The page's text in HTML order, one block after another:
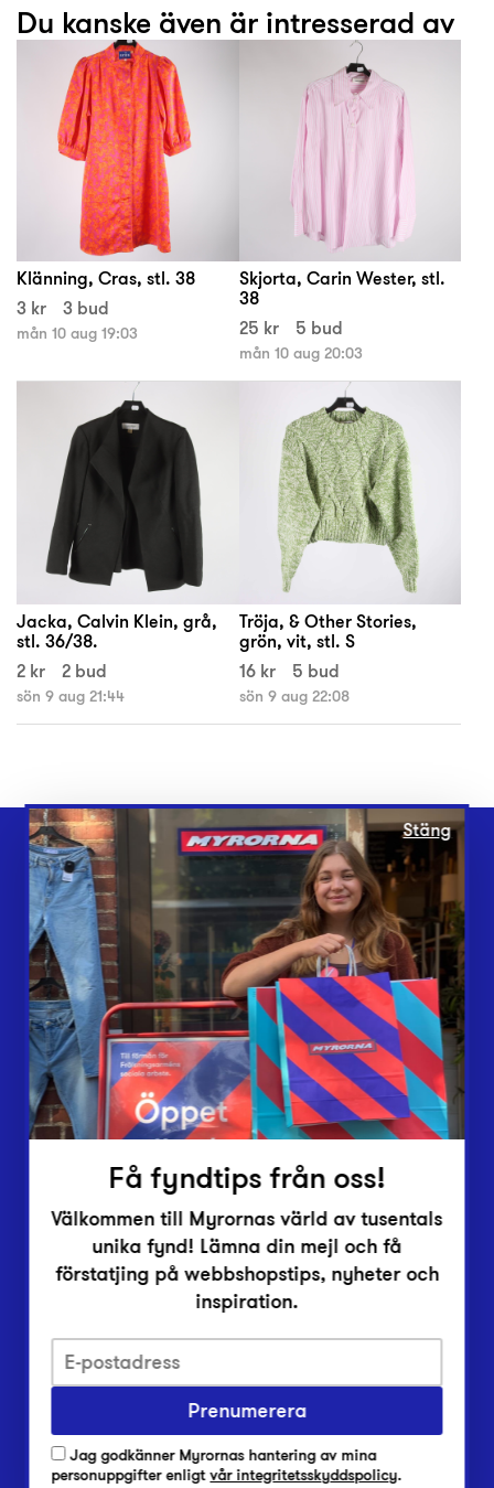
Du kanske även är intresserad av
Klänning, Cras, stl. 38
3 kr
3 bud
mån 10 aug 19:03
Skjorta, Carin Wester, stl.
38
25 kr
5 bud
mån 10 aug 20:03
Jacka, Calvin Klein, grå,
stl. 36/38.
2 kr
2 bud
sön 9 aug 21:44
Tröja, & Other Stories,
grön, vit, stl. S
16 kr
5 bud
sön 9 aug 22:08
Webbshop
Butiker
Lämna in
Vårt överskott
Inlämningsplatser
Om Myrorna
Lediga jobb
Pressrum
Integritetsskyddspolicy
Har du frågor om onlineköp, leverans eller retur?
Har du frågor om vår verksamhet?
Vanliga frågor om Myrorna
Stäng
Få fyndtips från oss!
Välkommen till Myrornas värld av tusentals
unika fynd! Lämna din mejl och få
förstatjing på webbshopstips, nyheter och
inspiration.
Prenumerera
Jag godkänner Myrornas hantering av mina
personuppgifter enligtvår integritetsskyddspolicy.